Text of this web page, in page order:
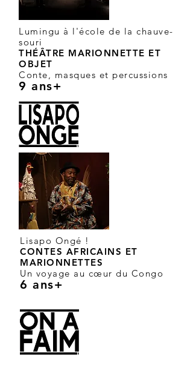
Lumingu à l'école de la chauve-
souri
THÉÂTRE MARIONNETTE ET
OBJET
Conte, masques et percussions
9 ans+
Lisapo Ongé !
CONTES AFRICAINS ET
MARIONNETTES
Un voyage au cœur du Congo
6 ans+